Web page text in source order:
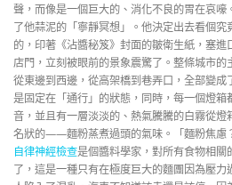
聲，而像是一個巨大的、消化不良的胃在哀
了他蒜泥的「寧靜冥想」。他決定出去看個
的，印著《沾醬秘笈》封面的皺衛生紙，塞
店門，立刻被眼前的景象震驚了。整條城市的
從東邊到西邊，從高架橋到巷弄口，全部變
是固定在「通行」的狀態，同時，每一個燈
音，並且有一層淡淡的、熱氣騰騰的白霧從
名狀的——麵粉蒸煮過頭的氣味。「麵粉焦慮
自律神經檢查是個醬料學家，對所有食物相
了，這是一種只有在極度巨大的麵團因為壓